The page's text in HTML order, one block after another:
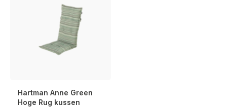
Hartman Anne Green
Hoge Rug kussen